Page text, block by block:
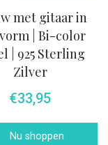
met gitaar in
| Bi-color
| 925 Sterling
Zilver
€33,95
Nu shoppen